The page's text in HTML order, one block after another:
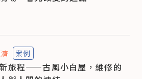
案例
旅程——古風小白屋，維修的